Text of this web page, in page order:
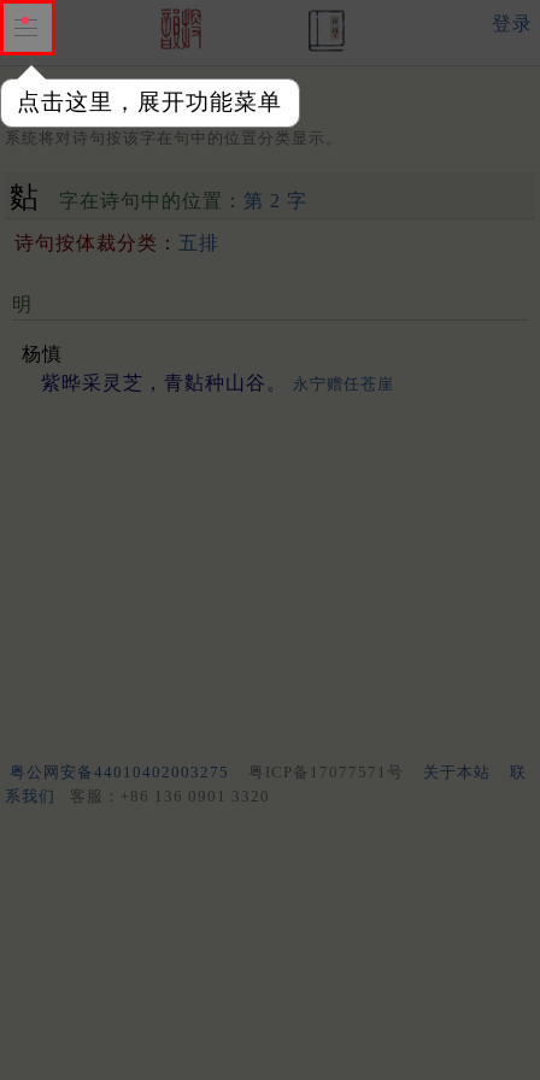
点击这里，展开功能菜单
登录
字：
系统将对诗句按该字在句中的位置分类显示。
䴴 字在诗句中的位置： 第 2 字
诗句按体裁分类： 五排
明
杨慎
紫晔采灵芝，青䴴种山谷。
永宁赠任苍崖
粤公网安备44010402003275 粤ICP备17077571号 关于本站
联
系我们
客服：+86 136 0901 3320